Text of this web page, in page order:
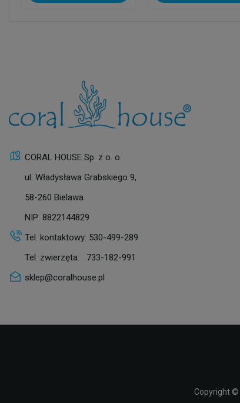
CORAL HOUSE Sp. z o. o.
ul. Władysława Grabskiego 9,
58-260 Bielawa
NIP: 8822144829
Tel. kontaktowy: 530-499-289
Tel. zwierzęta: 733-182-991
sklep@coralhouse.pl
Copyright ©